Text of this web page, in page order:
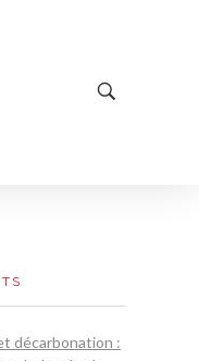
décarbonation :